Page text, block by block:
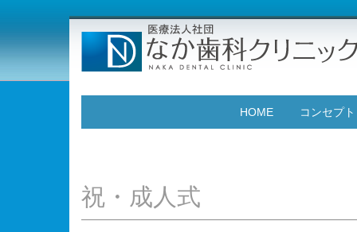
HOME コンセプト
祝・成人式